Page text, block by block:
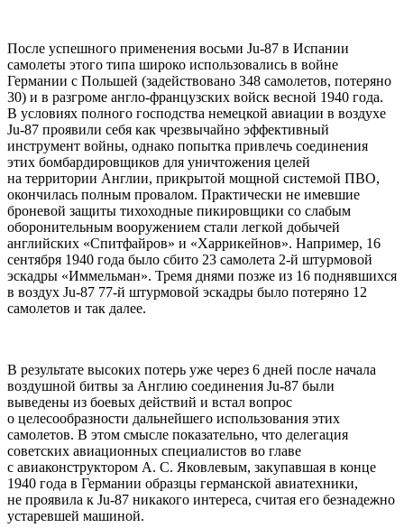
После успешного применения восьми Ju-87 в Испании
самолеты этого типа широко использовались в войне
Германии с Польшей (задействовано 348 самолетов, потеряно
30) и в разгроме англо-французских войск весной 1940 года.
В условиях полного господства немецкой авиации в воздухе
Ju-87 проявили себя как чрезвычайно эффективный
инструмент войны, однако попытка привлечь соединения
этих бомбардировщиков для уничтожения целей
на территории Англии, прикрытой мощной системой ПВО,
окончилась полным провалом. Практически не имевшие
броневой защиты тихоходные пикировщики со слабым
оборонительным вооружением стали легкой добычей
английских «Спитфайров» и «Харрикейнов». Например, 16
сентября 1940 года было сбито 23 самолета 2-й штурмовой
эскадры «Иммельман». Тремя днями позже из 16 поднявшихся
в воздух Ju-87 77-й штурмовой эскадры было потеряно 12
самолетов и так далее.
В результате высоких потерь уже через 6 дней после начала
воздушной битвы за Англию соединения Ju-87 были
выведены из боевых действий и встал вопрос
о целесообразности дальнейшего использования этих
самолетов. В этом смысле показательно, что делегация
советских авиационных специалистов во главе
с авиаконструктором А. С. Яковлевым, закупавшая в конце
1940 года в Германии образцы германской авиатехники,
не проявила к Ju-87 никакого интереса, считая его безнадежно
устаревшей машиной.